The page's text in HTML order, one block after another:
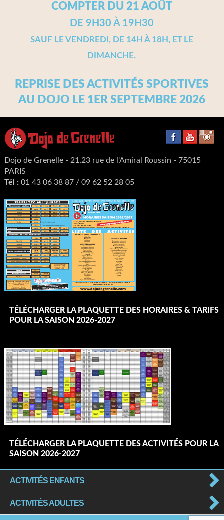
COMPTER DU 21 AOÛT
DE 9H30 À 19H30
SAUF LE VENDREDI, DE 14H À 18H, ET LE
DIMANCHE.
REPRISE DES ACTIVITÉS SPORTIVES
AU DOJO LE 1ER SEPTEMBRE 2026
Dojo de Grenelle - 21,23 rue de l'Amiral Roussin - 75015
PARIS
Tél : 01 43 06 38 87 / 09 62 52 28 05
TÉLÉCHARGER LA PLAQUETTE DES HORAIRES & TARIFS
POUR LA SAISON 2026-2027
TÉLÉCHARGER LA PLAQUETTE DES ACTIVITÉS POUR LA
SAISON 2026-2027
ACTIVITÉS ENFANTS
ACTIVITÉS ADULTES